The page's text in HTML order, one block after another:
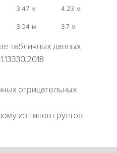
3.47 м 4.23 м
3.04 м 3.7 м
табличных данных
отрицательных
из типов грунтов